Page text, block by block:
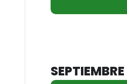
SEPTIEMBRE